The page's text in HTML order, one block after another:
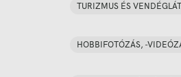
TURIZMUS ÉS
HOBBIFOTÓZÁS, -